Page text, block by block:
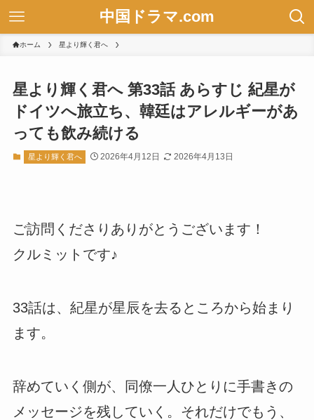
中国ドラマ.com
ホーム 星より輝く君へ
星より輝く君へ 第33話 あらすじ 紀星が
ドイツへ旅立ち、韓廷はアレルギーがあ
っても飲み続ける
星より輝く君へ 2026年4月12日 2026年4月13日
ご訪問くださりありがとうございます！
クルミットです♪
33話は、紀星が星辰を去るところから始まり
ます。
辞めていく側が、同僚一人ひとりに手書きの
メッセージを残していく。それだけでもう、